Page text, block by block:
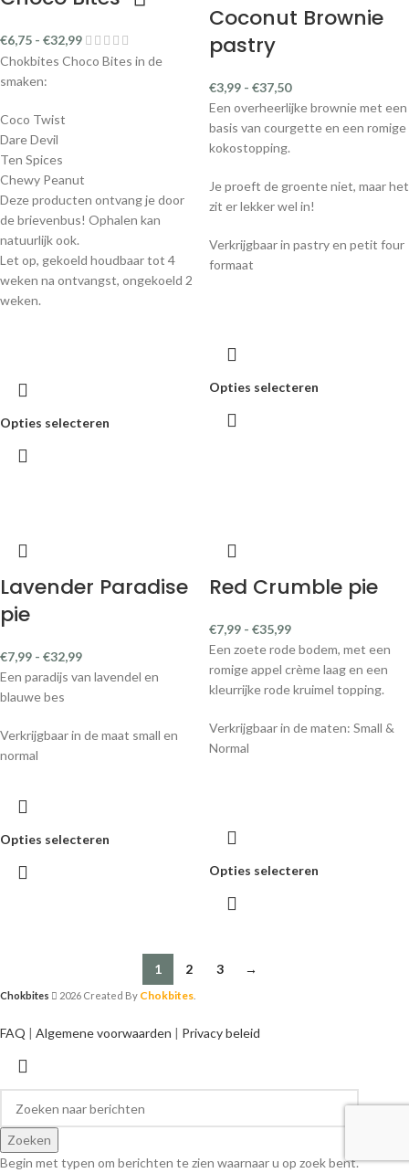
€6,75 - €32,99
Chokbites Choco Bites in de
smaken:
Coco Twist
Dare Devil
Ten Spices
Chewy Peanut
Deze producten ontvang je door
de brievenbus! Ophalen kan
natuurlijk ook.
Let op, gekoeld houdbaar tot 4
weken na ontvangst, ongekoeld 2
weken.
Opties selecteren
Coconut Brownie
pastry
€3,99 - €37,50
Een overheerlijke brownie met een
basis van courgette en een romige
kokostopping.
Je proeft de groente niet, maar het
zit er lekker wel in!
Verkrijgbaar in pastry en petit four
formaat
Opties selecteren
Lavender Paradise
pie
€7,99 - €32,99
Een paradijs van lavendel en
blauwe bes
Verkrijgbaar in de maat small en
normal
Opties selecteren
Red Crumble pie
€7,99 - €35,99
Een zoete rode bodem, met een
romige appel crème laag en een
kleurrijke rode kruimel topping.
Verkrijgbaar in de maten: Small &
Normal
Opties selecteren
1 2 3 →
Chokbites 2026 Created By Chokbites
FAQ Algemene voorwaarden Privacy beleid
Zoeken
Begin met typen om berichten te zien waarnaar u op zoek bent.